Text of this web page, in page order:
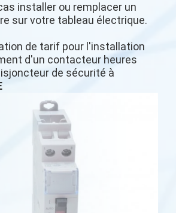
installer ou remplacer un
sur votre tableau électrique.
de tarif pour l'installation
d'un contacteur heures
de sécurité à